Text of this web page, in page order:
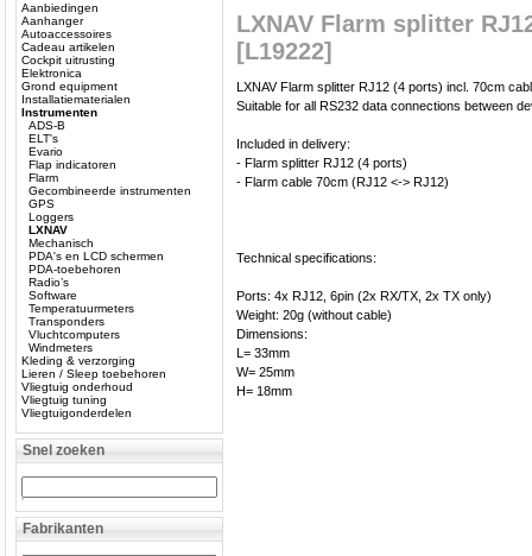
Aanbiedingen
Aanhanger
Autoaccessoires
Cadeau artikelen
Cockpit uitrusting
Elektronica
Grond equipment
Installatiematerialen
Instrumenten
ADS-B
ELT's
Evario
Flap indicatoren
Flarm
Gecombineerde instrumenten
GPS
Loggers
LXNAV
Mechanisch
PDA's en LCD schermen
PDA-toebehoren
Radio’s
Software
Temperatuurmeters
Transponders
Vluchtcomputers
Windmeters
Kleding & verzorging
Lieren / Sleep toebehoren
Vliegtuig onderhoud
Vliegtuig tuning
Vliegtuigonderdelen
Snel zoeken
Fabrikanten
LXNAV Flarm splitter
[L19222]
LXNAV Flarm splitter RJ12 (4 ports) incl. 70cm
Suitable for all RS232 data connections between
Included in delivery:
- Flarm splitter RJ12 (4 ports)
- Flarm cable 70cm (RJ12 <-> RJ12)
Technical specifications:
Ports: 4x RJ12, 6pin (2x RX/TX, 2x TX only)
Weight: 20g (without cable)
Dimensions:
L= 33mm
W= 25mm
H= 18mm